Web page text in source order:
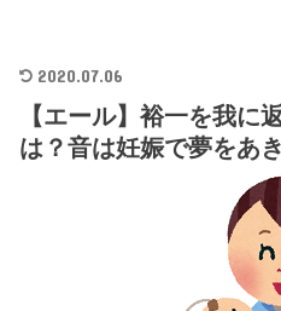
2020.07.06
【エール】裕一を我に
は？音は妊娠で夢をあ